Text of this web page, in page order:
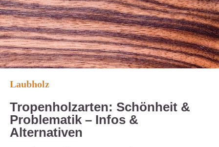
Laubholz
Tropenholzarten: Schönheit &
Problematik – Infos &
Alternativen